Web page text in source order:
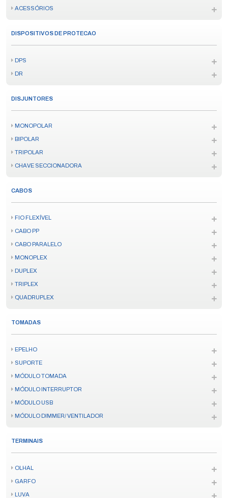
ACESSÓRIOS
DISPOSITIVOS DE PROTECAO
DPS
DR
DISJUNTORES
MONOPOLAR
BIPOLAR
TRIPOLAR
CHAVE SECCIONADORA
CABOS
FIO FLEXÍVEL
CABO PP
CABO PARALELO
MONOPLEX
DUPLEX
TRIPLEX
QUADRUPLEX
TOMADAS
EPELHO
SUPORTE
MÓDULO TOMADA
MÓDULO INTERRUPTOR
MÓDULO USB
MÓDULO DIMMER/ VENTILADOR
TERMINAIS
OLHAL
GARFO
LUVA